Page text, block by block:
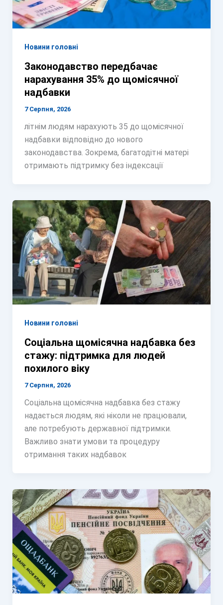
Новини головні
Законодавство передбачає
нарахування 35% до щомісячної
надбавки
7 Серпня, 2026
літнім людям нарахують 35 до щомісячної
надбавки відповідно до нового
законодавства. Зокрема, багатодітні матері
отримають підтримку без індексації
Новини головні
Соціальна щомісячна надбавка без
стажу: підтримка для людей
похилого віку
7 Серпня, 2026
Соціальна щомісячна надбавка без стажу
надається людям, які ніколи не працювали,
але потребують державної підтримки.
Важливо знати умови та процедуру
отримання таких надбавок